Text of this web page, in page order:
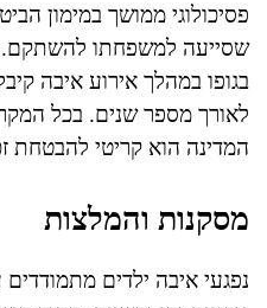
פסיכולוגי ממושך במימון
שסייעה למשפחתו
בגופו במהלך אירוע איבה
לאורך מספר שנים. בכל
המדינה הוא קריטי להבטחת
מסקנות והמלצות
נפגעי איבה ילדים